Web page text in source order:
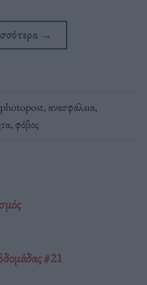
→
,ανασφάλεια,
,φόβος
#21